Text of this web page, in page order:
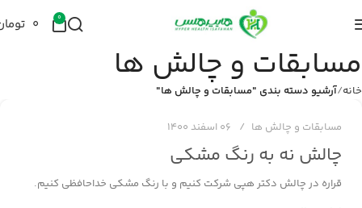
0 ۰
مسابقات و چالش ها
خانه آرشیو دسته بندی "مسابقات و چالش ها"
مسابقات و چالش ها 06 اسفند 1400
چالش نه به رنگ مشکی
قراره در چالش دکتر هپی شرکت کنیم و با رنگ مشکی خداحافظی کنیم.